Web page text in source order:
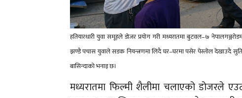
हतियारधारी युवा समूहले डोजर प्रयोग गरी मध्यरातमा बुटवल–७
झण्डै पचास युवाले सडक नियन्त्रणमा लिदै घर–घरमा पसेर पेस्तोल देखाउदै
बासिन्दाको भनाइ छ।
मध्यरातमा फिल्मी शैलीमा चलाएको डोजरले